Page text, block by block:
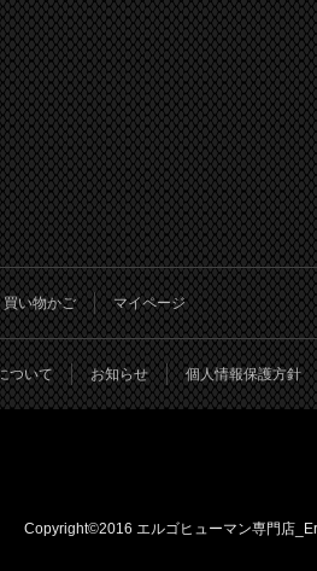
買い物かご マイページ
ついて お知らせ 個人情報保護方針
Copyright©2016 エルゴヒューマン専門店